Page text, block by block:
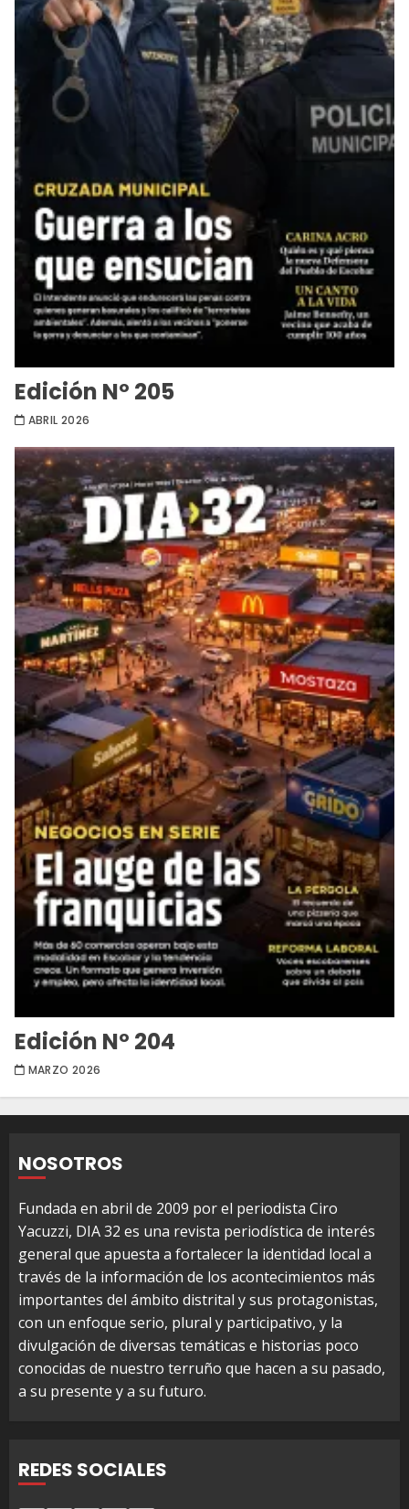
Edición Nº 205
ABRIL 2026
Edición Nº 204
MARZO 2026
NOSOTROS
Fundada en abril de 2009 por el periodista Ciro
Yacuzzi, DIA 32 es una revista periodística de interés
general que apuesta a fortalecer la identidad local a
través de la información de los acontecimientos más
importantes del ámbito distrital y sus protagonistas,
con un enfoque serio, plural y participativo, y la
divulgación de diversas temáticas e historias poco
conocidas de nuestro terruño que hacen a su pasado,
a su presente y a su futuro.
REDES SOCIALES